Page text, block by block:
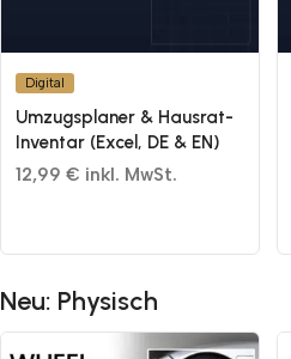
Digital
Umzugsplaner & Hausrat-
Inventar (Excel, DE & EN)
12,99 € inkl. MwSt.
Neu: Physisch